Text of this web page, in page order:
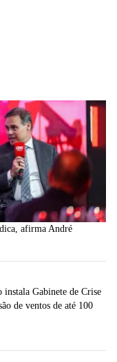
afirma André
instala Gabinete de Crise
de ventos de até 100